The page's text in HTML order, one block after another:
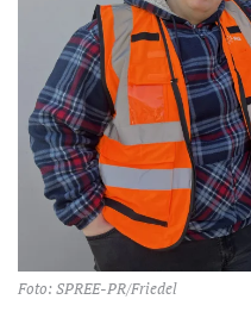
Foto: SPREE-PR/Friedel